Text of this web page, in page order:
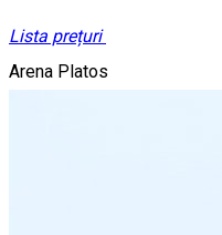
Lista prețuri
Arena Platos